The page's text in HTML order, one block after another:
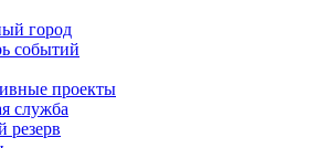
город
событий
проекты
служба
резерв